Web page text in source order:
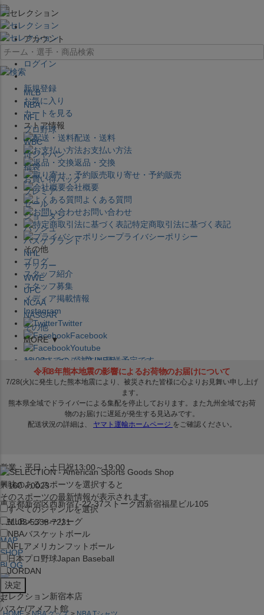
×
アカウント
ログイン
新規登録
お気に入り
カートを見る
ストア情報
配送・送料
お支払い方法
返品・交換
取り寄せ・予約販売
会社概要
よくある質問
お問い合わせ
特定商取引法に基づく表記
プライバシーポリシー
その他
ブログ
スタッフ紹介
スタッフ募集
メディア掲載情報
Instagram
Twitter
Facebook
Youtube
セレクション公式LINE@
営業：平日・土日祝13:00～19:00
〒160－0023
東京都新宿区西新宿7-22-37ストーク西新宿福星ビル105
TEL:03-5338-7231
MAP
SHOP
BLOG
セレクション新宿本店
バスケ/アメフト館
MLB
NBA
NFL
プロ野球
WBC
侍ジャパン
福袋
お買い得パック
プレミア
セール
ジョーダン
バッシュ
バスケブランド
NHL
サッカー
WWE
UFC
NCAA
NASCAR
その他
MORE ▼
12:00までのご注文は発送予定です。
在庫品は 1-3営業日内で発送!! ※お取寄せ商品は対象外
興味のあるスポーツを選択すると
そのスポーツの最新情報が表示されます。
すべてのジャンルを選択
MLBメジャーリーグ
NBAバスケットボール
NFL アメリカンフットボール
日本プロ野球Japan Baseball
JORDAN
x